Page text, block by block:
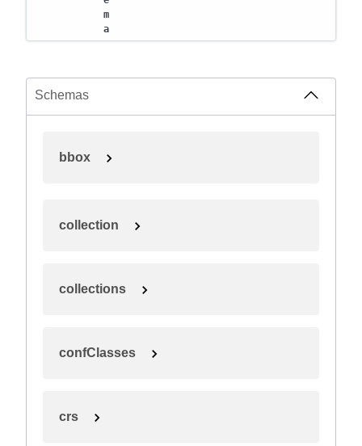
m
a
Schemas
bbox
collection
collections
confClasses
crs